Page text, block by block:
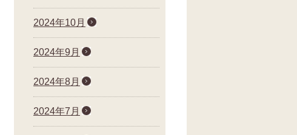
2024年10月
2024年9月
2024年8月
2024年7月